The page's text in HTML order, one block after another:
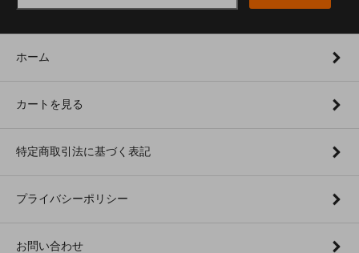
ホーム
カートを見る
特定商取引法に基づく表記
プライバシーポリシー
お問い合わせ